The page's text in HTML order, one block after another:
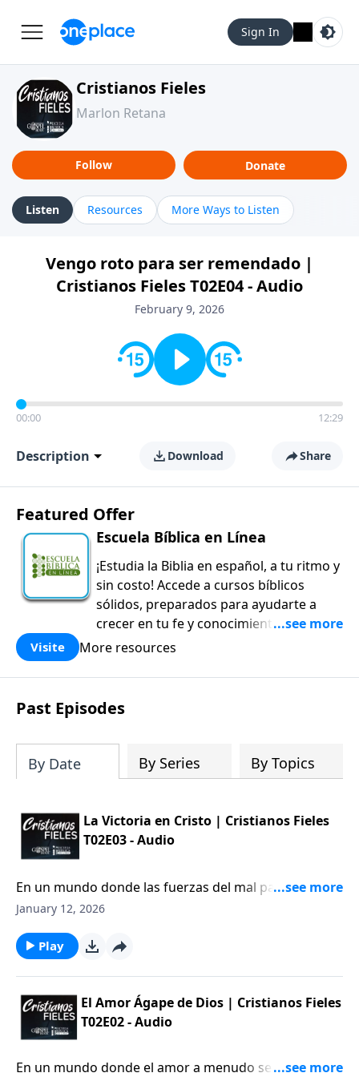
Sign In
Cristianos Fieles
Marlon Retana
Follow Donate
Listen Resources More Ways to Listen
Vengo roto para ser remendado |
Cristianos Fieles T02E04 - Audio
February 9, 2026
00:00 12:29
Description Download Share
Featured Offer
Escuela Bíblica en Línea
¡Estudia la Biblia en español, a tu ritmo y
sin costo! Accede a cursos bíblicos
sólidos, preparados para ayudarte a
crecer en tu fe y conocimiento de la
Palabra de Dios.
Visite More resources
Past Episodes
By Date By Series By Topics
La Victoria en Cristo | Cristianos Fieles
T02E03 - Audio
En un mundo donde las fuerzas del mal parecen
dominar cada rincón, es fácil sentir que el enemigo
que Satanás ha sido vencido; su derrota ya ha sido
sellada en la cruz.
January 12, 2026
Play
El Amor Ágape de Dios | Cristianos Fieles
T02E02 - Audio
En un mundo donde el amor a menudo se confunde